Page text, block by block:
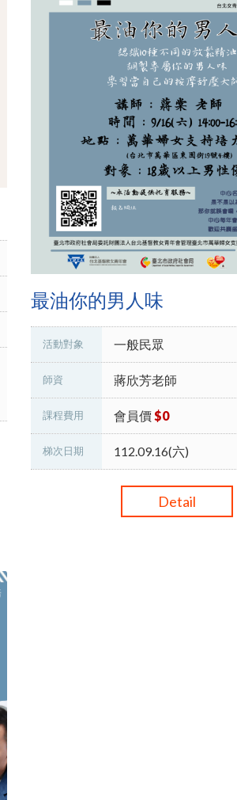
最油你的男人味
活動對象 一般民眾
師資 蔣欣芳老師
課程費用 會員價 $0
梯次日期 112.09.16(六)
Detail